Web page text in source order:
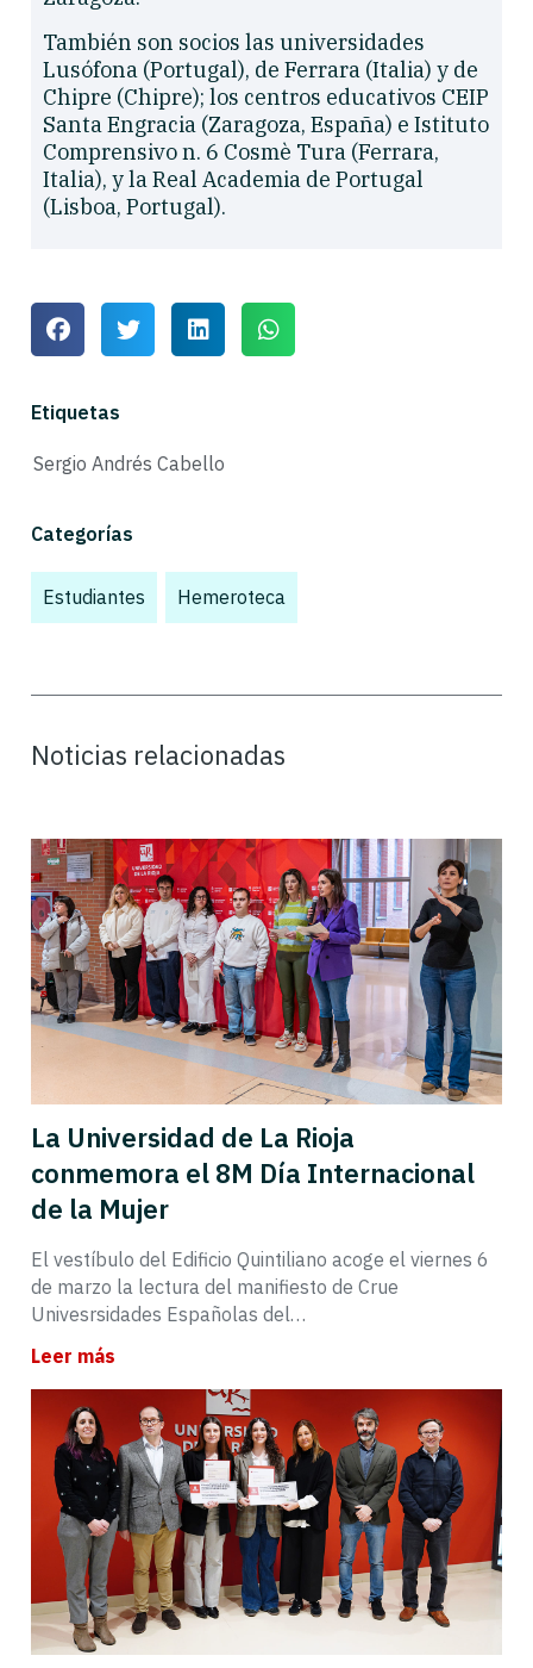
También son socios las universidades
Lusófona (Portugal), de Ferrara (Italia) y de
Chipre (Chipre); los centros educativos CEIP
Santa Engracia (Zaragoza, España) e Istituto
Comprensivo n. 6 Cosmè Tura (Ferrara,
Italia), y la Real Academia de Portugal
(Lisboa, Portugal).
Etiquetas
Sergio Andrés Cabello
Categorías
Estudiantes Hemeroteca
Noticias relacionadas
La Universidad de La Rioja
conmemora el 8M Día Internacional
de la Mujer
El vestíbulo del Edificio Quintiliano acoge el viernes 6
de marzo la lectura del manifiesto de Crue
Univesrsidades Españolas del…
Leer más